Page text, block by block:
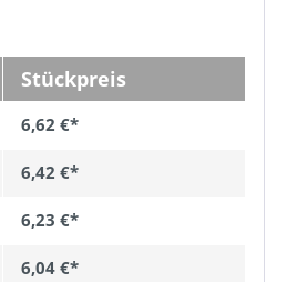
Stückpreis
6,62 €*
6,42 €*
6,23 €*
6,04 €*